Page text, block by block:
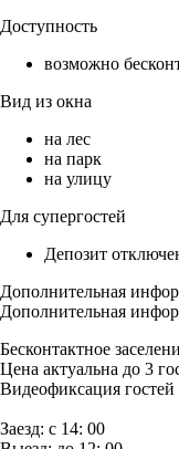
Доступность
возможно
Вид из окна
на лес
на парк
на улицу
Для супергостей
Депозит
Дополнительная
Дополнительная
Бесконтактное
Цена актуальна до 3
Видеофиксация гостей
Заезд: с 14: 00